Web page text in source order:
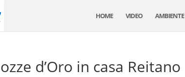
HOME VIDEO AMBIENTE
d’Oro in casa Reitano